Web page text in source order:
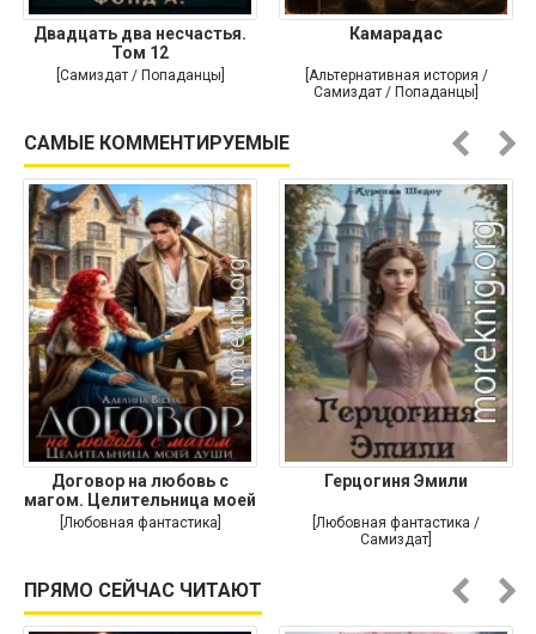
Двадцать два несчастья.
Том 12
[Самиздат / Попаданцы]
Камарадас
[Альтернативная история /
Самиздат / Попаданцы]
САМЫЕ КОММЕНТИРУЕМЫЕ
Договор на любовь с
магом. Целительница моей
души
[Любовная фантастика]
Герцогиня Эмили
[Любовная фантастика /
Самиздат]
ПРЯМО СЕЙЧАС ЧИТАЮТ